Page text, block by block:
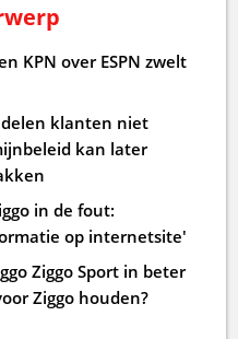
KPN over ESPN zwelt
klanten niet
kan later
in de fout:
op internetsite'
Ziggo Sport in beter
Ziggo houden?